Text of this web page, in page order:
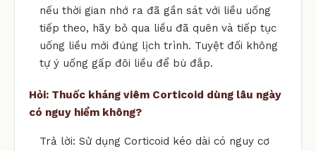
nếu thời gian nhớ ra đã gần sát với liều uống
tiếp theo, hãy bỏ qua liều đã quên và tiếp tục
uống liều mới đúng lịch trình. Tuyệt đối không
tự ý uống gấp đôi liều để bù đắp.
Hỏi: Thuốc kháng viêm Corticoid dùng lâu ngày
có nguy hiểm không?
Trả lời: Sử dụng Corticoid kéo dài có nguy cơ